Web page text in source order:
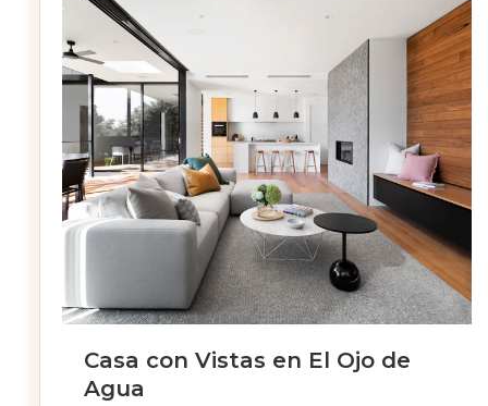
Casa con Vistas en El Ojo de
Agua